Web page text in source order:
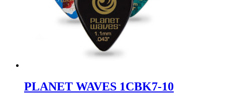
PLANET WAVES 1CBK7-10